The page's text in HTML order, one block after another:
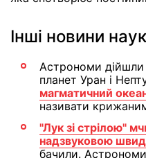
Інші новини
Астрономи
планет Уран і
магматичний
називати
"Лук зі стрілою"
надзвуковою
бачили.